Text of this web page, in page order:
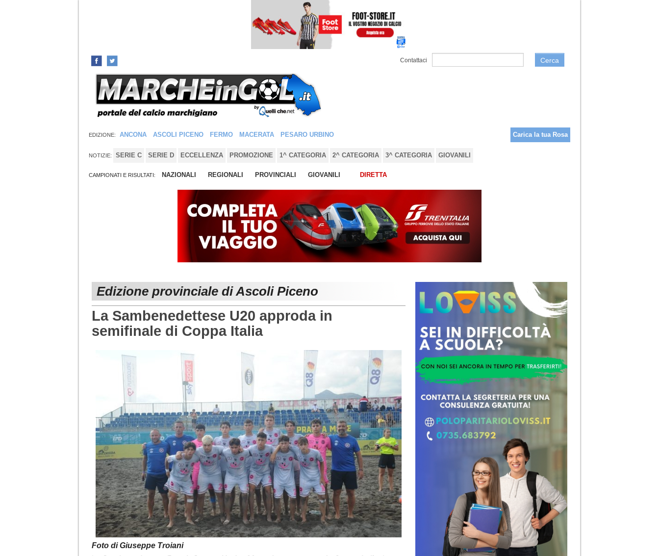
Contattaci Cerca
EDIZIONE: ANCONA ASCOLI PICENO FERMO MACERATA PESARO URBINO Carica la tua Rosa
NOTIZIE: SERIE C SERIE D ECCELLENZA PROMOZIONE 1^ CATEGORIA 2^ CATEGORIA 3^ CATEGORIA GIOVANILI
CAMPIONATI E RISULTATI: NAZIONALI REGIONALI PROVINCIALI GIOVANILI DIRETTA
Edizione provinciale di Ascoli Piceno
La Sambenedettese U20 approda in
semifinale di Coppa Italia
Foto di Giuseppe Troiani